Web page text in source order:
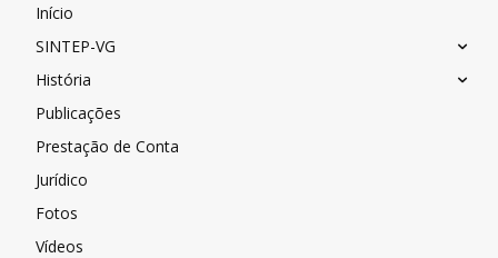
Início
SINTEP-VG
História
Publicações
Prestação de Conta
Jurídico
Fotos
Vídeos